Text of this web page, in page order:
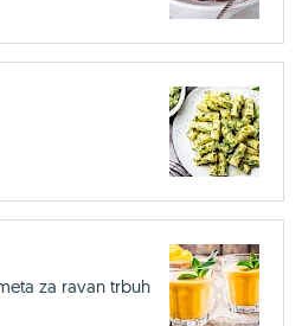
za ravan trbuh